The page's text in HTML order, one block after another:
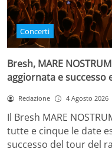
Concerti
Bresh, MARE
aggiornata e successo
Redazione 4 Agosto 2026
Il Bresh MARE
tutte e cinque le date
successo del tour del